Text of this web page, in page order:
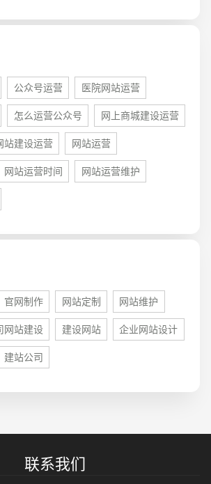
公众号运营 医院网站运营
怎么运营公众号 网上商城建设运营
站建设运营 网站运营
网站运营时间 网站运营维护
官网制作 网站定制 网站维护
网站建设 建设网站 企业网站设计
建站公司
联系我们
预算 1万-3万 3万-5万 5万-8万
招标项目